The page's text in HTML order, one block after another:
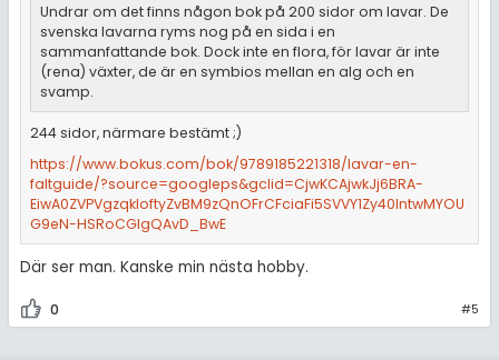
Undrar om det finns någon bok på 200 sidor om lavar. De
svenska lavarna ryms nog på en sida i en
sammanfattande bok. Dock inte en flora, för lavar är inte
(rena) växter, de är en symbios mellan en alg och en
svamp.
244 sidor, närmare bestämt ;)
https://www.bokus.com/bok/9789185221318/lavar-en-
faltguide/?source=googleps&gclid=CjwKCAjwkJj6BRA-
EiwA0ZVPVgzqkloftyZvBM9zQnOFrCFciaFi5SVVY1Zy40IntwMYOU
G9eN-HSRoCGIgQAvD_BwE
Där ser man. Kanske min nästa hobby.
0 #5